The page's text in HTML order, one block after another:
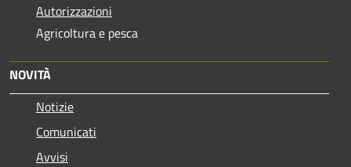
Autorizzazioni
Agricoltura e pesca
NOVITÀ
Notizie
Comunicati
Avvisi